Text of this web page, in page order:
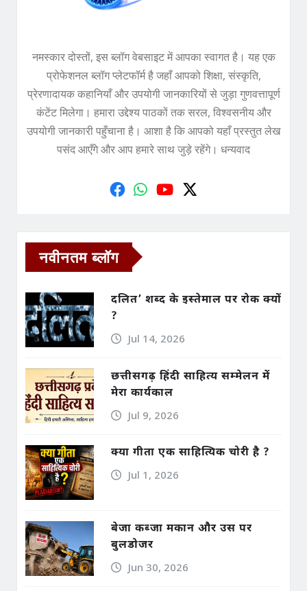
नमस्कार दोस्तों, इस ब्लॉग वेबसाइट में आपका स्वागत है। यह एक
प्रोफेशनल ब्लॉग प्लेटफॉर्म है जहाँ आपको शिक्षा, संस्कृति,
प्रेरणादायक कहानियाँ और उपयोगी जानकारियों से जुड़ा गुणवत्तापूर्ण
कंटेंट मिलेगा। हमारा उद्देश्य पाठकों तक सरल, विश्वसनीय और
उपयोगी जानकारी पहुँचाना है। आशा है कि आपको यहाँ प्रस्तुत लेख
पसंद आएँगे और आप हमारे साथ जुड़े रहेंगे। धन्यवाद
नवीनतम ब्लॉग
दलित’ शब्द के इस्तेमाल पर रोक क्यों
?
Jul 14, 2026
छत्तीसगढ़ हिंदी साहित्य सम्मेलन में
मेरा कार्यकाल
Jul 9, 2026
क्या गीता एक साहित्यिक चोरी है ?
Jul 1, 2026
बेजा कब्जा मकान और उस पर
बुलडोजर
Jun 30, 2026